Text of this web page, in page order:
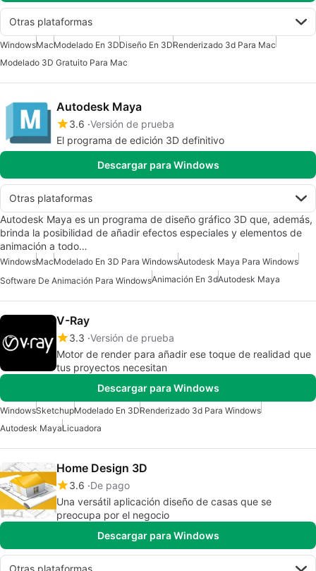
Otras plataformas
WindowsMacModelado En 3DDiseño En 3DRenderizado 3d Para Mac
Modelado 3D Gratuito Para Mac
Autodesk Maya
3.6 Versión de prueba
El programa de edición 3D definitivo
Descargar para Windows
Otras plataformas
Autodesk Maya es un programa de diseño gráfico 3D que, además,
brinda la posibilidad de añadir efectos especiales y elementos de
animación a todo…
WindowsMacModelado En 3D Para WindowsAutodesk Maya Para Windows
Software De Animación Para WindowsAnimación En 3dAutodesk Maya
V-Ray
3.3 Versión de prueba
Motor de render para añadir ese toque de realidad que
tus proyectos necesitan
Descargar para Windows
WindowsSketchupModelado En 3DRenderizado 3d Para Windows
Autodesk MayaLicuadora
Home Design 3D
3.6 De pago
Una versátil aplicación diseño de casas que se
preocupa por el negocio
Descargar para Windows
Otras plataformas